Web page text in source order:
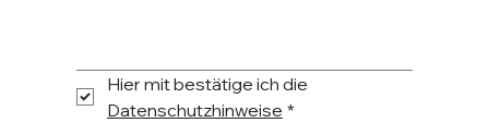
Datenschutzhinweise *